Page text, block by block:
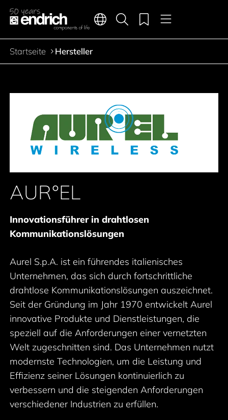
Zum Inhalt springen
Hauptnavigation
Sprachen Menü
Produktsuche
Merkliste
Pfadnavigation
Startseite Hersteller
AUR°EL
Innovationsführer in drahtlosen
Kommunikationslösungen
Aurel S.p.A. ist ein führendes italienisches
Unternehmen, das sich durch fortschrittliche
drahtlose Kommunikationslösungen auszeichnet.
Seit der Gründung im Jahr 1970 entwickelt Aurel
innovative Produkte und Dienstleistungen, die
speziell auf die Anforderungen einer vernetzten
Welt zugeschnitten sind. Das Unternehmen nutzt
modernste Technologien, um die Leistung und
Effizienz seiner Lösungen kontinuierlich zu
verbessern und die steigenden Anforderungen
verschiedener Industrien zu erfüllen.